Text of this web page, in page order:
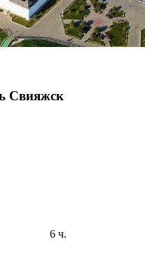
Свияжск
6 ч.